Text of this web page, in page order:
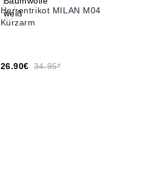
Herrentrikot MILAN M04
Kurzarm
26.90€ 34.95*